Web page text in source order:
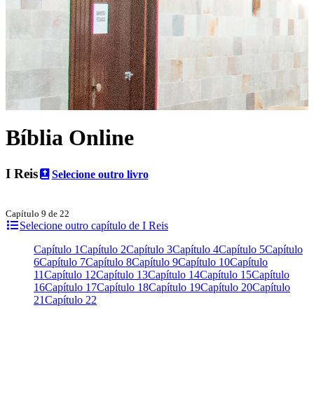
Bíblia Online
I Reis Selecione outro livro
Capítulo 9 de 22
Selecione outro capítulo de I Reis
Capítulo 1Capítulo 2Capítulo 3Capítulo 4Capítulo 5Capítulo
6Capítulo 7Capítulo 8Capítulo 9Capítulo 10Capítulo
11Capítulo 12Capítulo 13Capítulo 14Capítulo 15Capítulo
16Capítulo 17Capítulo 18Capítulo 19Capítulo 20Capítulo
21Capítulo 22